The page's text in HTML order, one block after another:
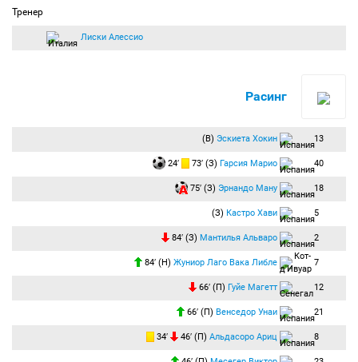
Тренер
Лиски Алессио
Расинг
(В) Эскиета Хокин 13
24′ 73′ (З) Гарсия Марио 40
75′ (З) Эрнандо Ману 18
(З) Кастро Хави 5
84′ (З) Мантилья Альваро 2
84′ (Н) Жуниор Лаго Вака Либле 7
66′ (П) Гуйе Магетт 12
66′ (П) Венседор Унаи 21
34′ 46′ (П) Альдасоро Ариц 8